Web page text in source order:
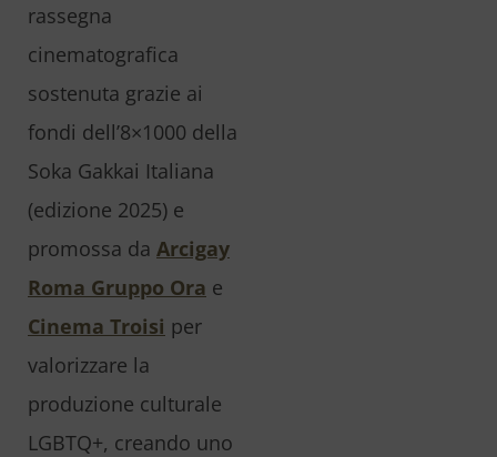
rassegna
cinematografica
sostenuta grazie ai
fondi dell’8×1000 della
Soka Gakkai Italiana
(edizione 2025) e
promossa da Arcigay
Roma Gruppo Ora e
Cinema Troisi per
valorizzare la
produzione culturale
LGBTQ+, creando uno